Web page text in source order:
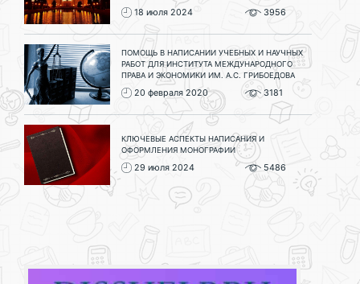
18 июля 2024 3956
ПОМОЩЬ В НАПИСАНИИ УЧЕБНЫХ И НАУЧНЫХ
РАБОТ ДЛЯ ИНСТИТУТА МЕЖДУНАРОДНОГО
ПРАВА И ЭКОНОМИКИ ИМ. А.С. ГРИБОЕДОВА
20 февраля 2020 3181
КЛЮЧЕВЫЕ АСПЕКТЫ НАПИСАНИЯ И
ОФОРМЛЕНИЯ МОНОГРАФИИ
29 июля 2024 5486